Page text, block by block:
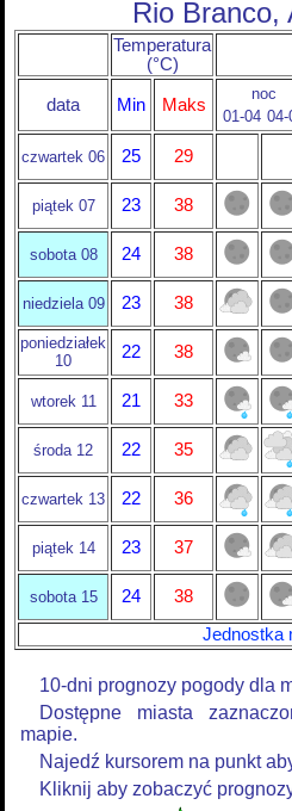
Rio Branco,
Temperatura
(°C)
data Min Maks
noc
01-04 04-
czwartek 06 25 29
piątek 07 23 38
sobota 08 24 38
niedziela 09 23 38
poniedziałek
10
22 38
wtorek 11 21 33
środa 12 22 35
czwartek 13 22 36
piątek 14 23 37
sobota 15 24
38
Jednostka
10-dni prognozy pogody dla
Dostępne miasta
mapie.
Najedź kursorem na punkt
Kliknij aby zobaczyć